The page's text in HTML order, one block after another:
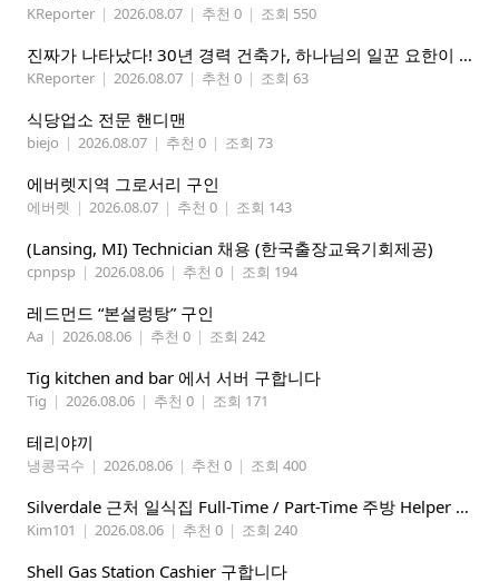
KReporter | 2026.08.07 | 추천 0 | 조회 550
진짜가 나타났다! 30년 경력 건축가, 하나님의 일꾼 요한이 책임 시공합니다.
KReporter | 2026.08.07 | 추천 0 | 조회 63
식당업소 전문 핸디맨
biejo | 2026.08.07 | 추천 0 | 조회 73
에버렛지역 그로서리 구인
에버렛 | 2026.08.07 | 추천 0 | 조회 143
(Lansing, MI) Technician 채용 (한국출장교육기회제공)
cpnpsp | 2026.08.06 | 추천 0 | 조회 194
레드먼드 “본설렁탕” 구인
Aa | 2026.08.06 | 추천 0 | 조회 242
Tig kitchen and bar 에서 서버 구합니다
Tig | 2026.08.06 | 추천 0 | 조회 171
테리야끼
냉콩국수 | 2026.08.06 | 추천 0 | 조회 400
Silverdale 근처 일식집 Full-Time / Part-Time 주방 Helper 구합니다.
Kim101 | 2026.08.06 | 추천 0 | 조회 240
Shell Gas Station Cashier 구합니다